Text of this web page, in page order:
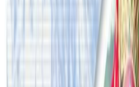
सम्बन्धित समाचार
अष्ट्रेलियामा नर्सको तलब